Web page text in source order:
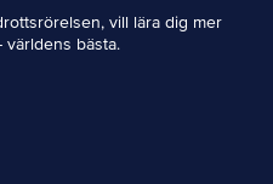
vill lära dig mer
bästa.